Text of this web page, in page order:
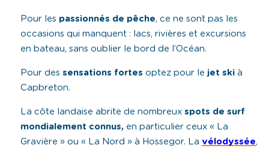
Pour les passionnés de pêche, ce ne sont pas les
occasions qui manquent : lacs, rivières et excursions
en bateau, sans oublier le bord de l’Océan.
Pour des sensations fortes optez pour le jet ski à
Capbreton.
La côte landaise abrite de nombreux spots de surf
mondialement connus,en particulier ceux « La
Gravière » ou « La Nord » à Hossegor. La vélodyssée,